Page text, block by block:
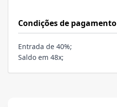
Condições de pagamento
Entrada de 40%;
Saldo em 48x;